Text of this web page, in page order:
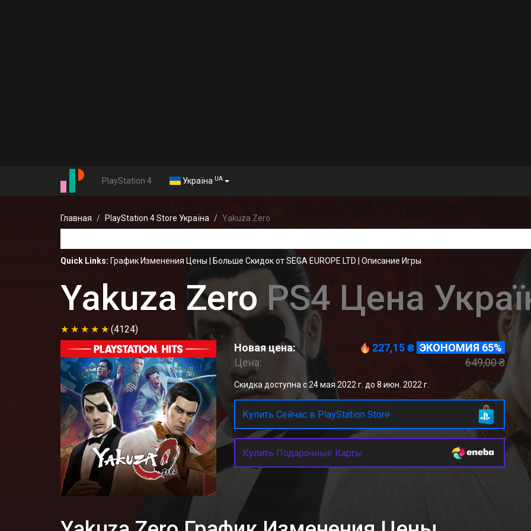
PlayStation 4 Україна UA
Главная PlayStation 4 Store Україна Yakuza Zero
Quick Links: График Изменения Цены Больше Скидок от SEGA EUROPE LTD Описание Игры
Yakuza ZeroPS4 Цена
(4124)
Новая цена: 227,15 ₴ ЭКОНОМИЯ 65%
Цена:
649,00 ₴
Скидка доступна с 24 мая 2022 г. до 8 июн. 2022 г.
Купить Сейчас в PlayStation Store
Купить Подарочные Карты